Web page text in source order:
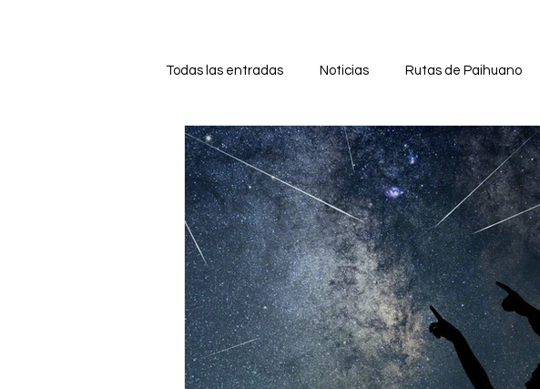
Todas las entradas Noticias Rutas de Paihuano